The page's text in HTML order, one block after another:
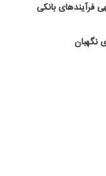
فرآیندهای بانکی
نگهبان